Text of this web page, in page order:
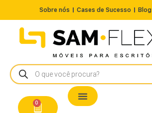
Sobre nós Cases de Sucesso Blog
0